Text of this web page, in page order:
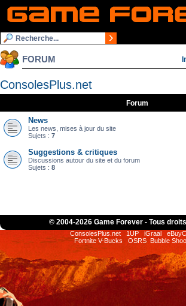
FORUM
ConsolesPlus.net
Forum
News
Les news, mises à jour du site
Sujets : 7
Suggestions & critiques
Discussions autour du site et du forum
Sujets : 8
© 2004-2026 Game Forever - Tous
ConsolesPlus.net 1UP iGraal
Fortnite V-Bucks
OSRS Bubble